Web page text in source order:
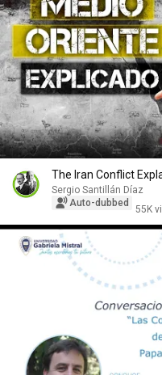
The Iran Conflict
Sergio Santillán Díaz
Auto-dubbed
55K